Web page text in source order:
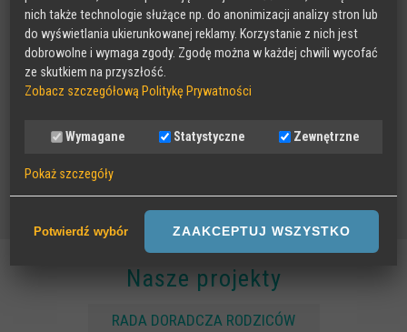
Nasze projekty
RADA DORADCZA RODZICÓW
nich także technologie służące np. do anonimizacji analizy stron lub
do wyświetlania ukierunkowanej reklamy. Korzystanie z nich jest
dobrowolne i wymaga zgody. Zgodę można w każdej chwili wycofać
ze skutkiem na przyszłość.
Zobacz szczegółową Politykę Prywatności
Wymagane Statystyczne Zewnętrzne
Pokaż szczegóły
Sesyjne pliki Cookies wymagane do działania strony,
przechowywane podczas wizyty na stronie, np zapamiętany wybór
Anonimowe statystyki odwiedzin strony oraz zachowania
Potwierdź wybór ZAAKCEPTUJ WSZYSTKO